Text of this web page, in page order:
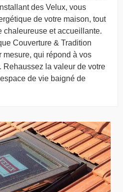
des Velux, vous
de votre maison, tout
chaleureuse et accueillante.
Couverture & Tradition
mesure, qui répond à vos
Rehaussez la valeur de votre
de vie baigné de